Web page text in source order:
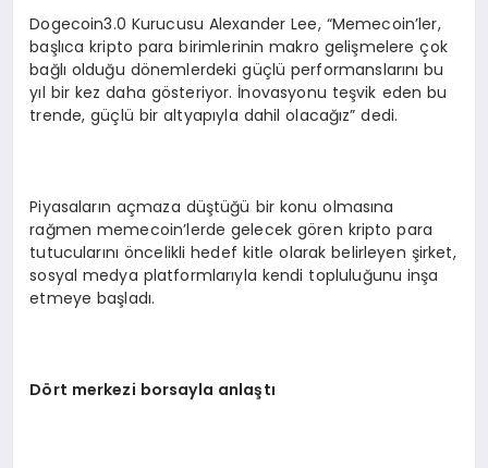
Dogecoin3.0 Kurucusu Alexander Lee, “Memecoin’ler,
başlıca kripto para birimlerinin makro gelişmelere çok
bağlı olduğu dönemlerdeki güçlü performanslarını bu
yıl bir kez daha gösteriyor. İnovasyonu teşvik eden bu
trende, güçlü bir altyapıyla dahil olacağız” dedi.
Piyasaların açmaza düştüğü bir konu olmasına
rağmen memecoin’lerde gelecek gören kripto para
tutucularını öncelikli hedef kitle olarak belirleyen şirket,
sosyal medya platformlarıyla kendi topluluğunu inşa
etmeye başladı.
Dört merkezi borsayla anlaştı